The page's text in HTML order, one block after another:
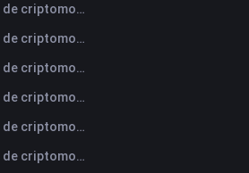
Resumo das notícias de criptomoedas da FameEX hoje | 6 de agosto de 2026
Resumo das notícias de criptomoedas da FameEX hoje | 5 de agosto de 2026
Resumo das notícias de criptomoedas da FameEX hoje | 4 de agosto de 2026
Resumo das notícias de criptomoedas da FameEX hoje | 3 de agosto de 2026
Resumo das notícias de criptomoedas da FameEX hoje | 31 de julho de 2026
Resumo das notícias de criptomoedas da FameEX hoje | 30 de julho de 2026